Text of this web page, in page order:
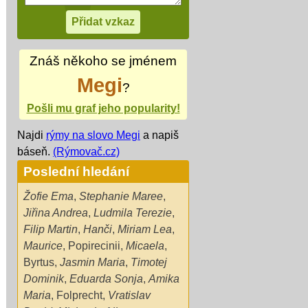
Znáš někoho se jménem
Megi?
Pošli mu graf jeho popularity!
Najdi rýmy na slovo Megi a napiš
báseň. (Rýmovač.cz)
Poslední hledání
Žofie Ema, Stephanie Maree,
Jiřina Andrea, Ludmila Terezie,
Filip Martin, Hanči, Miriam Lea,
Maurice, Popirecinii, Micaela,
Byrtus, Jasmin Maria, Timotej
Dominik, Eduarda Sonja, Amika
Maria, Folprecht, Vratislav